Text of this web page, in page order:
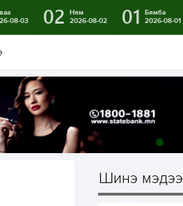
08-03
02
Ням
2026-08-02
01
Бямба
2026-08-01
Шинэ мэдээ